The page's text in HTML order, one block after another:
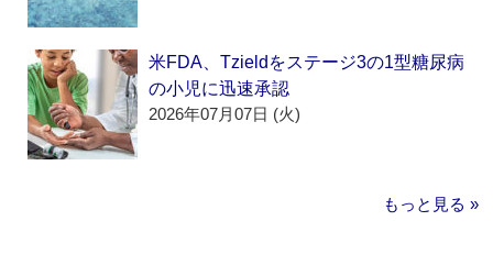
米FDA、Tzieldをステージ3の1型糖尿病
の小児に迅速承認
2026年07月07日 (火)
もっと見る »